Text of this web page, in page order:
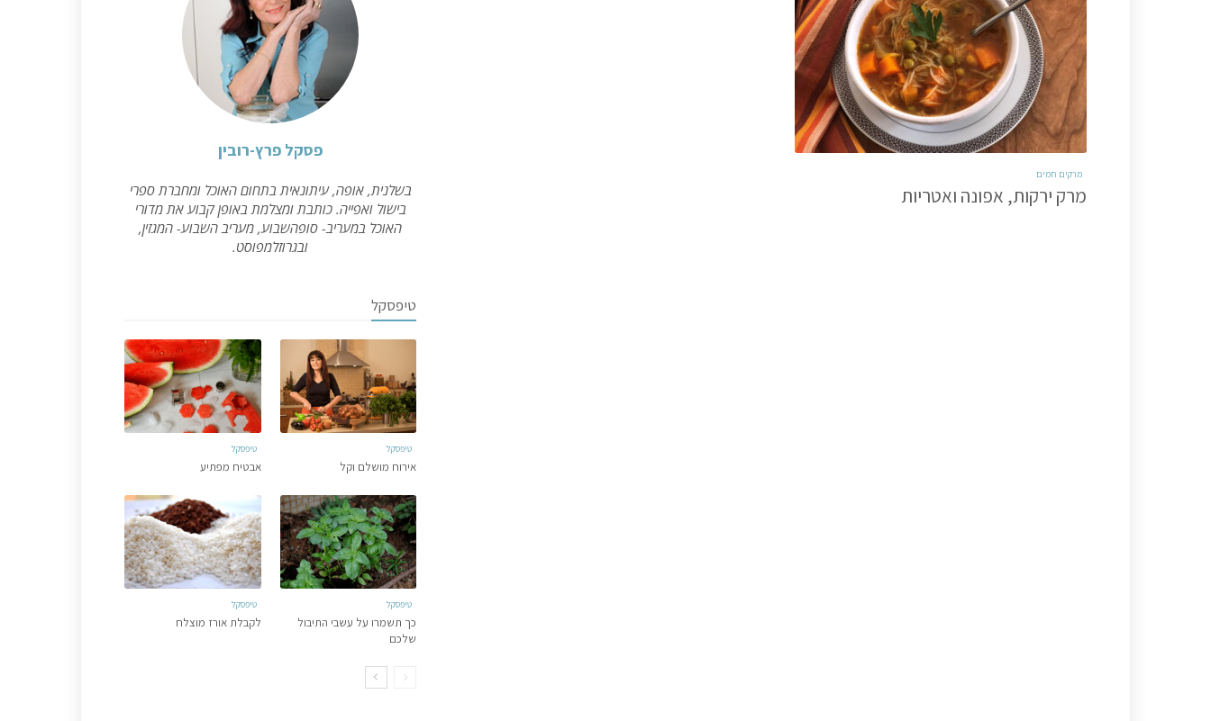
מרקים חמים
מרק ירקות, אפונה ואטריות
פסקל פרץ-רובין
בשלנית, אופה, עיתונאית בתחום האוכל ומחברת ספרי
בישול ואפייה. כותבת ומצלמת באופן קבוע את מדורי
האוכל במעריב- סופהשבוע, מעריב השבוע- המגזין,
ובגרוזלמפוסט.
טיפסקל
טיפסקל
אירוח מושלם וקל
טיפסקל
אבטיח מפתיע
טיפסקל
כך תשמרו על עשבי התיבול
שלכם
טיפסקל
לקבלת אורז מוצלח